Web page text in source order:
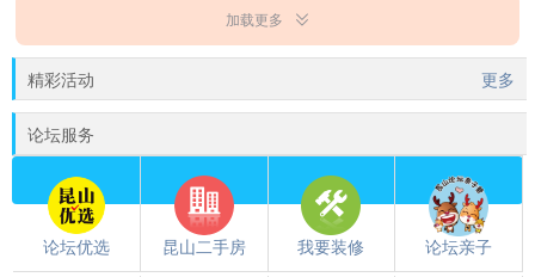
加载更多
精彩活动 更多
论坛服务
论坛优选 昆山二手房 我要装修 论坛亲子